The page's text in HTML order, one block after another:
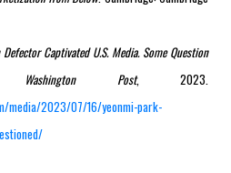
Captivated U.S. Media. Some Question
Washington Post, 2023.
media/2023/07/16/yeonmi-park-